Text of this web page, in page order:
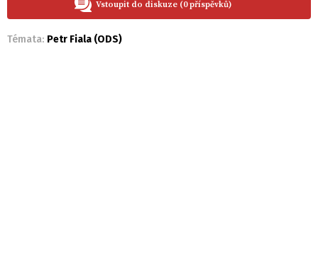
Vstoupit do diskuze (0 příspěvků)
Témata: Petr Fiala (ODS)